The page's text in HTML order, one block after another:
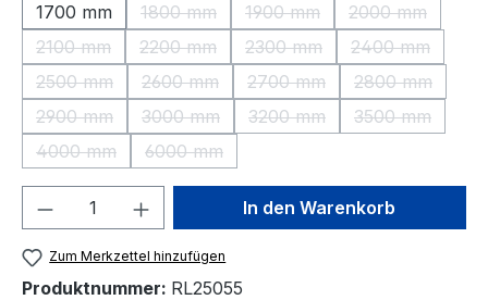
1700 mm
1800 mm
(Diese Option ist zurzeit nicht verfügbar.)
1900 mm
(Diese Option ist zurzeit
2000 mm
(Diese
2100 mm
(Diese Option ist zurzeit nicht verfügbar.)
2200 mm
(Diese Option ist zurzeit nicht verfügbar.)
2300 mm
(Diese Option ist zurzeit
2400 mm
(Diese
2500 mm
(Diese Option ist zurzeit nicht verfügbar.)
2600 mm
(Diese Option ist zurzeit nicht verfügbar.)
2700 mm
(Diese Option ist zurzeit
2800 mm
(Diese
2900 mm
(Diese Option ist zurzeit nicht verfügbar.)
3000 mm
(Diese Option ist zurzeit nicht verfügbar.)
3200 mm
(Diese Option ist zurzeit
3500 mm
(Diese
4000 mm
(Diese Option ist zurzeit nicht verfügbar.)
6000 mm
(Diese Option ist zurzeit nicht verfügbar.)
Produkt Anzahl: Gib denIn den Warenkorb
Zum Merkzettel hinzufügen
Produktnummer: RL25055